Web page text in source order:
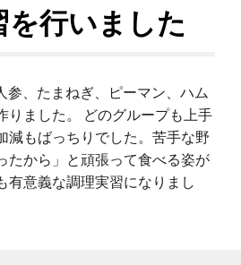
を行いました
参、たまねぎ、ピーマン、ハム
りました。 どのグループも上手
減もばっちりでした。苦手な野
たから」と頑張って食べる姿が
有意義な調理実習になりまし